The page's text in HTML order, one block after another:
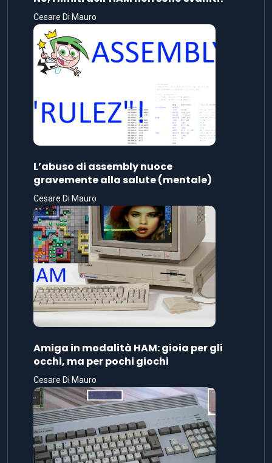
Cesare Di Mauro
L’abuso di assembly nuoce
gravemente alla salute (mentale)
Cesare Di Mauro
Amiga in modalità HAM: gioia per gli
occhi, ma per pochi giochi
Cesare Di Mauro